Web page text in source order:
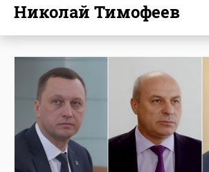
Николай Тимофеев